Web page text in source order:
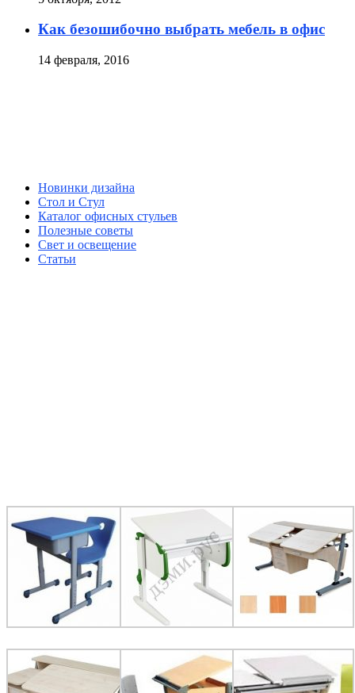
Как безошибочно выбрать мебель в офис
14 февраля, 2016
Новинки дизайна
Стол и Стул
Каталог офисных стульев
Полезные советы
Свет и освещение
Статьи